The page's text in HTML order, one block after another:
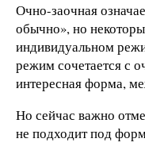
Очно-заочная
обычно», но
индивидуальном
режим сочетается с
интересная форма,
Но сейчас важно
не подходит под